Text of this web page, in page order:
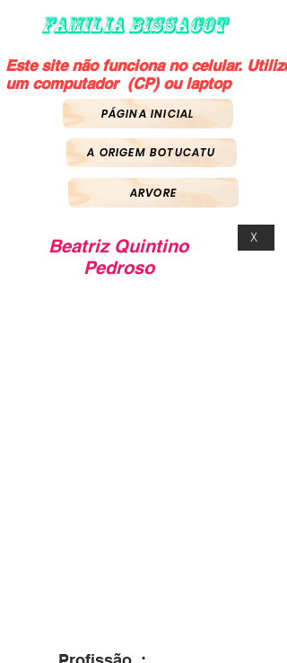
FAMILIA BISSACOT
Este site não funciona no celular. Utilize
um computador (CP) ou laptop
PÁGINA INICIAL
A ORIGEM BOTUCATU
ARVORE
Beatriz Quintino
Pedroso
X